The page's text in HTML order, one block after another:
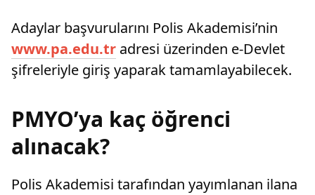
Adaylar başvurularını Polis Akademisi’nin
www.pa.edu.tr adresi üzerinden e-Devlet
şifreleriyle giriş yaparak tamamlayabilecek.
PMYO’ya kaç öğrenci
alınacak?
Polis Akademisi tarafından yayımlanan ilana